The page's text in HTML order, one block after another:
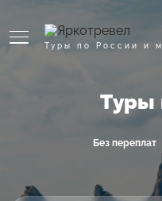
Туры по России и
Туры
Без переплат